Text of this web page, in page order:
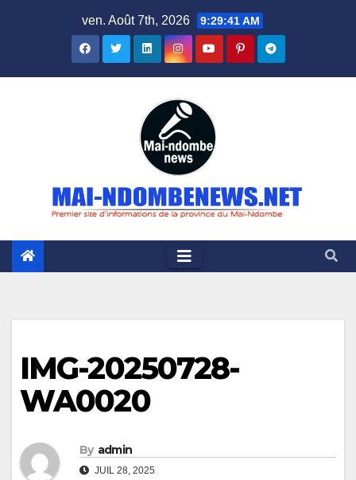
ven. Août 7th, 2026 9:29:42 AM
IMG-20250728-
WA0020
By admin
JUIL 28, 2025